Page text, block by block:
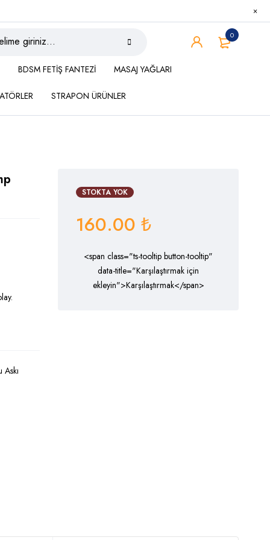
0
BDSM FETİŞ FANTEZİ MASAJ YAĞLARI
STRAPON ÜRÜNLER
STOKTA YOK
160.00 ₺
<span class="ts-tooltip button-tooltip"
data-title="Karşılaştırmak için
ekleyin">Karşılaştırmak</span>